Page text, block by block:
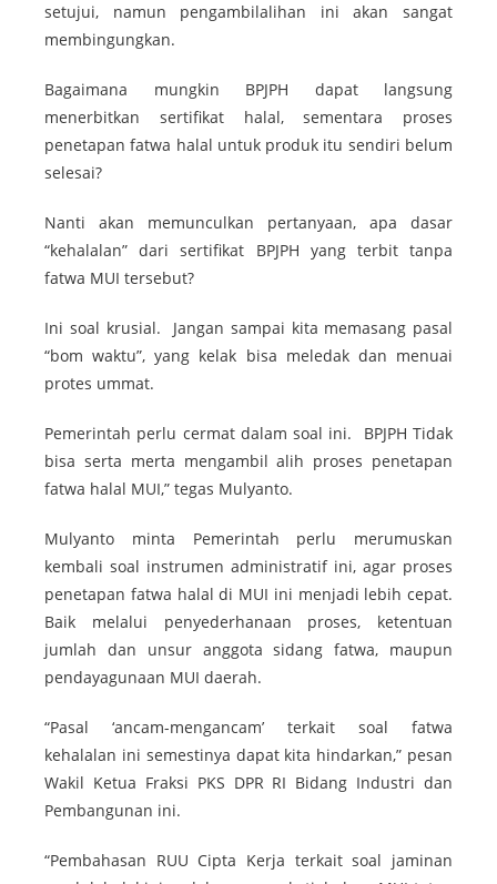
setujui, namun pengambilalihan ini akan sangat
membingungkan.
Bagaimana mungkin BPJPH dapat langsung
menerbitkan sertifikat halal, sementara proses
penetapan fatwa halal untuk produk itu sendiri belum
selesai?
Nanti akan memunculkan pertanyaan, apa dasar
“kehalalan” dari sertifikat BPJPH yang terbit tanpa
fatwa MUI tersebut?
Ini soal krusial. Jangan sampai kita memasang pasal
“bom waktu”, yang kelak bisa meledak dan menuai
protes ummat.
Pemerintah perlu cermat dalam soal ini. BPJPH Tidak
bisa serta merta mengambil alih proses penetapan
fatwa halal MUI,” tegas Mulyanto.
Mulyanto minta Pemerintah perlu merumuskan
kembali soal instrumen administratif ini, agar proses
penetapan fatwa halal di MUI ini menjadi lebih cepat.
Baik melalui penyederhanaan proses, ketentuan
jumlah dan unsur anggota sidang fatwa, maupun
pendayagunaan MUI daerah.
“Pasal ‘ancam-mengancam’ terkait soal fatwa
kehalalan ini semestinya dapat kita hindarkan,” pesan
Wakil Ketua Fraksi PKS DPR RI Bidang Industri dan
Pembangunan ini.
“Pembahasan RUU Cipta Kerja terkait soal jaminan